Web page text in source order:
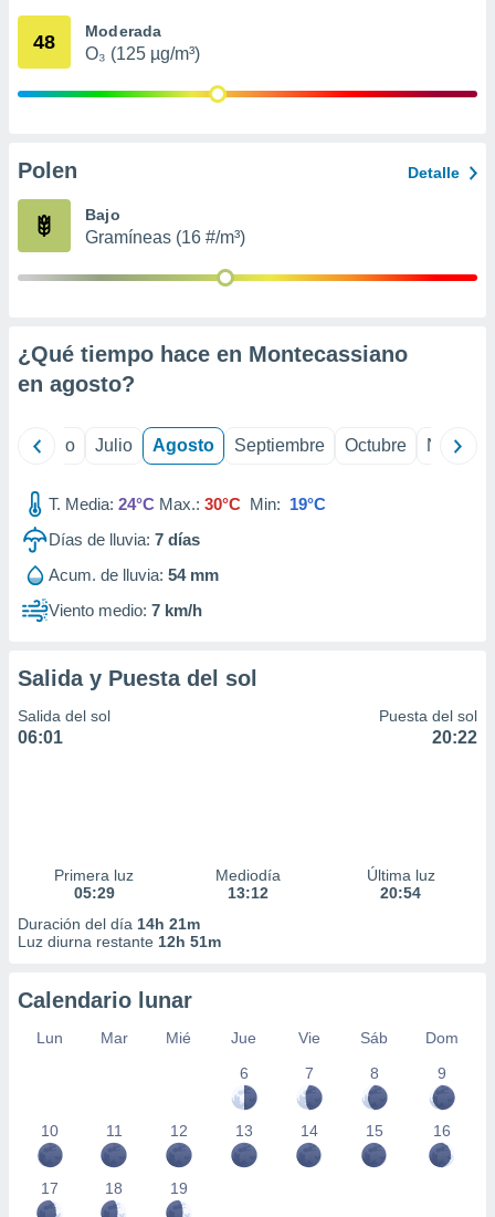
e
publicidad
1199
48 Moderada
O₃ (125 µg/m³)
Polen Detalle
Bajo
Gramíneas (16 #/m³)
¿Qué tiempo hace en Montecassiano
en agosto?
Junio Julio Agosto Septiembre Octubre
T. Media: 24°C Max.: 30°C Min: 19°C
Días de lluvia: 7 días
Acum. de lluvia: 54 mm
Viento medio: 7 km/h
Salida y Puesta del sol
Salida del sol
06:01
Puesta del sol
20:22
Primera luz
05:29
Mediodía
13:12
Última luz
20:54
Duración del día 14h 21m
Luz diurna restante 12h 51m
Calendario lunar
Lun Mar Mié Jue Vie Sáb
Dom
6
7 8 9
10 11 12 13 14 15 16
17 18 19